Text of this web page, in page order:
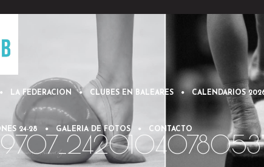
LA FEDERACION CLUBES EN BALEARES CALENDARIOS
24-28 GALERIA DE FOTOS CONTACTO